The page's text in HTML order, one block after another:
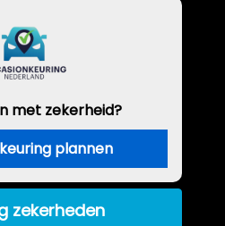
met zekerheid?
plannen
zekerheden